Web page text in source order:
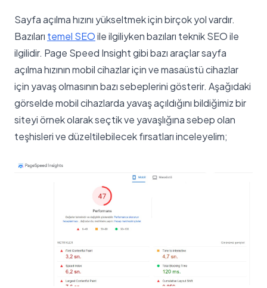
Sayfa açılma hızını yükseltmek için birçok yol vardır.
Bazıları temel SEOile ilgiliyken bazıları teknik SEO ile
ilgilidir. Page Speed Insight gibi bazı araçlar sayfa
açılma hızının mobil cihazlar için ve masaüstü cihazlar
için yavaş olmasının bazı sebeplerini gösterir. Aşağıdaki
görselde mobil cihazlarda yavaş açıldığını bildiğimiz bir
siteyi örnek olarak seçtik ve yavaşlığına sebep olan
teşhisleri ve düzeltilebilecek fırsatları inceleyelim;